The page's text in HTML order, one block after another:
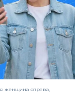
женщина справа,